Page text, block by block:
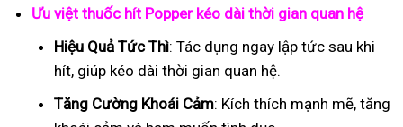
Ưu việt thuốc hít Popper kéo dài thời gian quan hệ
Hiệu Quả Tức Thì: Tác dụng ngay lập tức sau khi
hít, giúp kéo dài thời gian quan hệ.
Tăng Cường Khoái Cảm: Kích thích mạnh mẽ, tăng